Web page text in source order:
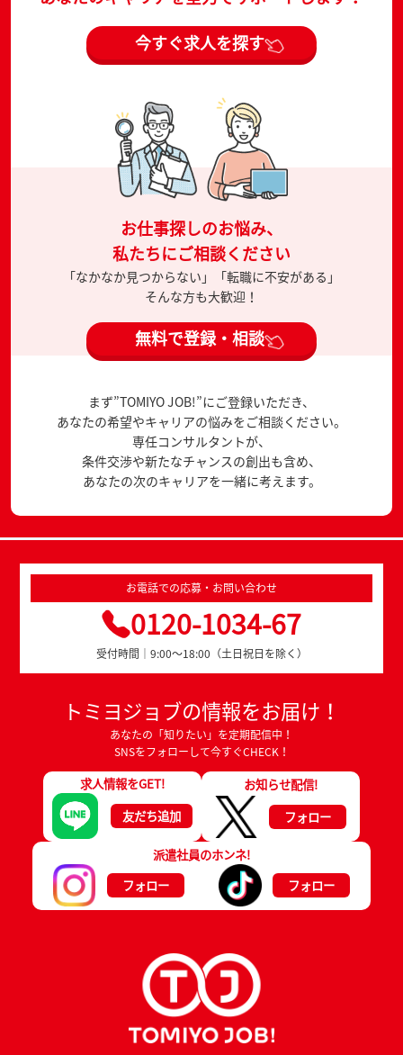
今すぐ求人を探す
お仕事探しのお悩み、
私たちにご相談ください
「なかなか見つからない」「転職に不安がある」
そんな方も大歓迎！
無料で登録・相談
まず”TOMIYO JOB!”にご登録いただき、
あなたの希望やキャリアの悩みをご相談ください。
専任コンサルタントが、
条件交渉や新たなチャンスの創出も含め、
あなたの次のキャリアを一緒に考えます。
お電話での応募・お問い合わせ
0120-1034-67
受付時間｜9:00～18:00（土日祝日を除く）
トミヨジョブの情報をお届け！
あなたの「知りたい」を定期配信中！
SNSをフォローして今すぐCHECK！
求人情報をGET!
友だち追加
お知らせ配信!
フォロー
派遣社員のホンネ!
フォロー
フォロー